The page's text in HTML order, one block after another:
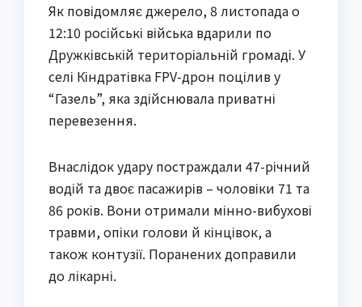
Як повідомляє джерело, 8 листопада о
12:10 російські війська вдарили по
Дружківській територіальній громаді. У
селі Кіндратівка FPV-дрон поцілив у
“Газель”, яка здійснювала приватні
перевезення.
Внаслідок удару постраждали 47-річний
водій та двоє пасажирів – чоловіки 71 та
86 років. Вони отримали мінно-вибухові
травми, опіки голови й кінцівок, а
також контузії. Поранених доправили
до лікарні.